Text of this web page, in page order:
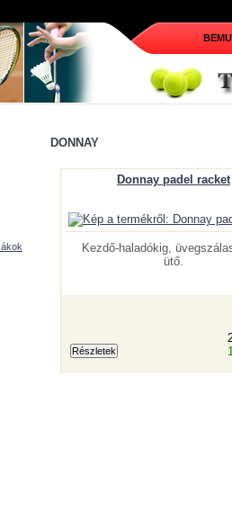
DONNAY
Donnay padel racket
Kezdő-haladókig,
ütő.